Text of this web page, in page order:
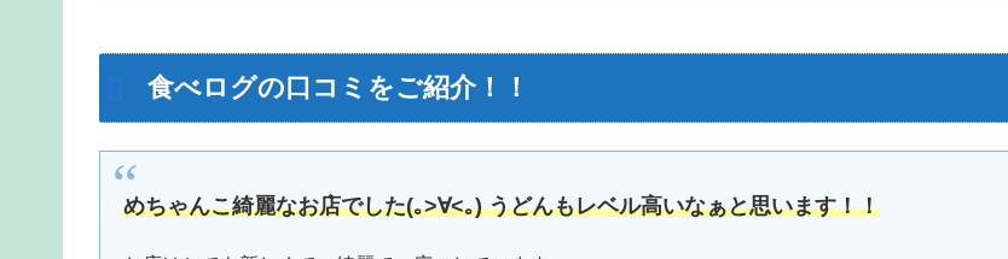
食べログの口コミをご紹介！！
めちゃんこ綺麗なお店でした(｡>∀<｡) うどんもレベル高いなぁと思います！！